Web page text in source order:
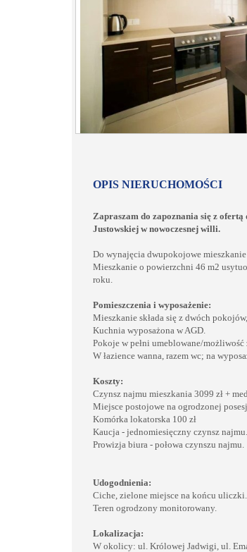
OPIS NIERUCHOMOŚCI
Zapraszam do zapoznania się z
Justowskiej w nowoczesnej willi.
Do wynajęcia dwupokojowe
Mieszkanie o powierzchni 46 m2
roku.
Pomieszczenia i wyposażenie:
Mieszkanie składa się z dwóch
Kuchnia wyposażona w AGD.
Pokoje w pełni umeblowane/możliwość
W łazience wanna, razem wc; na
Koszty:
Czynsz najmu mieszkania 3099 zł +
Miejsce postojowe na ogrodzonej
Komórka lokatorska 100 zł
Kaucja - jednomiesięczny czynsz najmu.
Prowizja biura - połowa czynszu najmu.
Udogodnienia:
Ciche, zielone miejsce na końcu uliczki.
Teren ogrodzony monitorowany.
Lokalizacja:
W okolicy: ul. Królowej Jadwigi, ul.